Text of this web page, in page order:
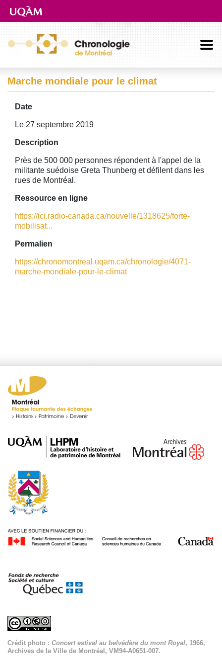
Aller directement au contenu principal
Marche mondiale pour le climat
Date
Le 27 septembre 2019
Description
Près de 500 000 personnes répondent à l'appel de la
militante suédoise Greta Thunberg et défilent dans les
rues de Montréal.
Ressource en ligne
https://ici.radio-canada.ca/nouvelle/1318625/forte-
mobilisat...
Permalien
https://chronomontreal.uqam.ca/chronologie/4071-
marche-mondiale-pour-le-climat
Crédit photo : Concert estival au belvédère du mont Royal, 1966,
Archives de la Ville de Montréal, VM94-A0651-007.